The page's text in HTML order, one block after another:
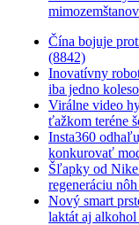
mimozemštanov
Čína bojuje
(8842)
Inovatívny
iba jedno
Virálne video
ťažkom teréne
Insta360
konkurovať
Šľapky od Nike
regeneráciu
Nový smart
laktát aj